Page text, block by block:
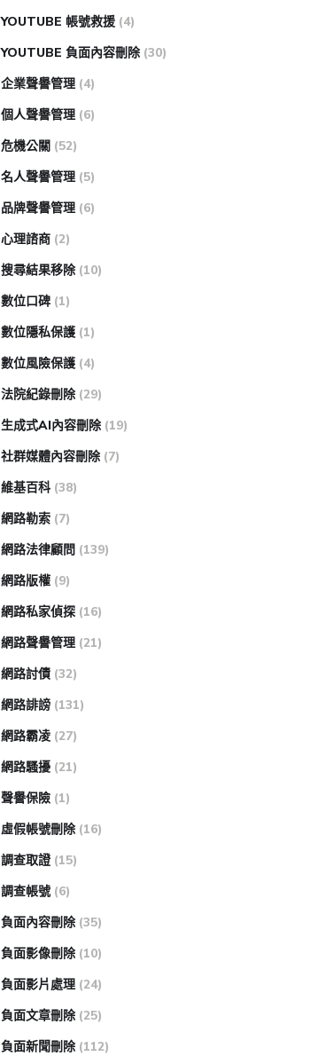
YOUTUBE 帳號救援 (4)
YOUTUBE 負面內容刪除 (30)
企業聲譽管理 (4)
個人聲譽管理 (6)
危機公關 (52)
名人聲譽管理 (5)
品牌聲譽管理 (6)
心理諮商 (2)
搜尋結果移除 (10)
數位口碑 (1)
數位隱私保護 (1)
數位風險保護 (4)
法院紀錄刪除 (29)
生成式AI內容刪除 (19)
社群媒體內容刪除 (7)
維基百科 (38)
網路勒索 (7)
網路法律顧問 (139)
網路版權 (9)
網路私家偵探 (16)
網路聲譽管理 (21)
網路討債 (32)
網路誹謗 (131)
網路霸凌 (27)
網路騷擾 (21)
聲譽保險 (1)
虛假帳號刪除 (16)
調查取證 (15)
調查帳號 (6)
負面內容刪除 (35)
負面影像刪除 (10)
負面影片處理 (24)
負面文章刪除 (25)
負面新聞刪除 (112)